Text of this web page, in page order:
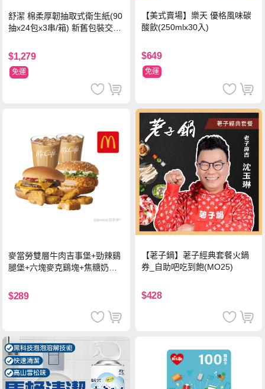
舒潔 棉柔厚韌抽取式衛生紙(90
抽x24包x3串/箱) 新舊包裝交替
$1,279
免運
【美式賣場】樂天 優格風味碳
酸飲(250mlx30入)
$649
免運
麥當勞雙層牛肉吉事堡+勁辣鷄
腿堡+六塊麥克鷄塊+焦糖奶茶
$289
【荖子鍋】荖子經典套餐火鍋
券_自助吧吃到飽(MO25)
$428